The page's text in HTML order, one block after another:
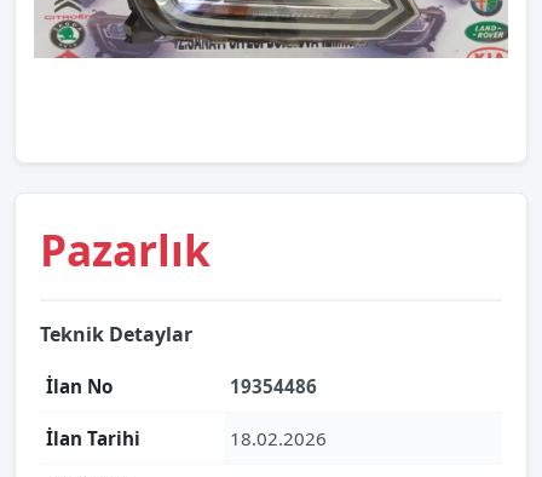
Pazarlık
Teknik Detaylar
İlan No 19354486
İlan Tarihi 18.02.2026